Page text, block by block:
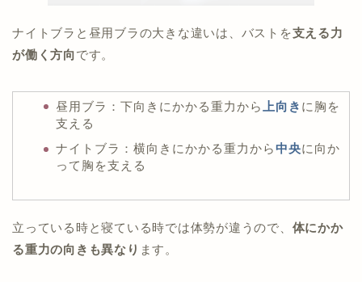
ナイトブラと昼用ブラの大きな違いは、バストを支える力
が働く方向です。
昼用ブラ：下向きにかかる重力から 上向き に胸を
支える
ナイトブラ：横向きにかかる重力から中央に向か
って胸を支える
立っている時と寝ている時では体勢が違うので、 体にかか
る重力の向きも異なり ます。